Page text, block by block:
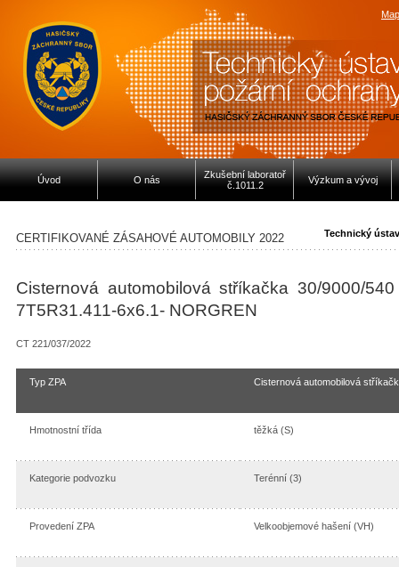
Úvod O nás
Zkušební laboratoř
č.1011.2
Výzkum a vývoj
Technický
CERTIFIKOVANÉ ZÁSAHOVÉ AUTOMOBILY 2022
Cisternová automobilová stříkačka 30/9000/
7T5R31.411-6x6.1- NORGREN
CT 221/037/2022
Typ ZPA Cisternová automobilová
Hmotnostní třída těžká (S)
Kategorie podvozku Terénní (3)
Provedení ZPA Velkoobjemové hašení (VH)